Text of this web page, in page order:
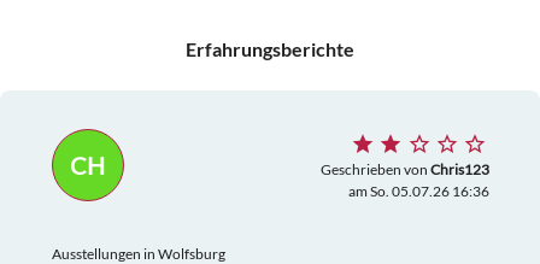
Erfahrungsberichte
CH Geschrieben von Chris123
am So. 05.07.26 16:36
Ausstellungen in Wolfsburg